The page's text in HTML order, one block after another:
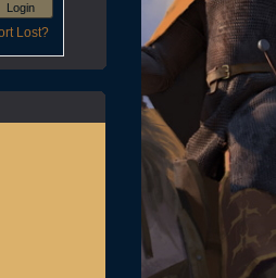
Login
Lost?